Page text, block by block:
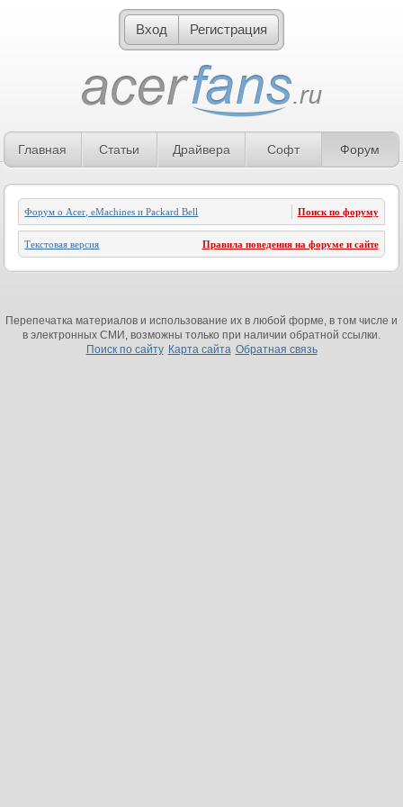
Вход Регистрация
Главная Статьи Драйвера Софт Форум
Форум о Acer, eMachines и Packard Bell Поиск по форуму
Текстовая версия Правила поведения на форуме и сайте
Перепечатка материалов и использование их в любой форме, в том числе и
в электронных СМИ, возможны только при наличии обратной ссылки.
Поиск по сайту Карта сайта Обратная связь